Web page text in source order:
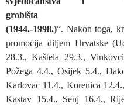
grobišta
(1944.-1998.)”. Nakon toga,
promocija diljem Hrvatske
28.3., Kaštela 29.3.,
Požega 4.4., Osijek 5.4.,
Karlovac 11.4., Korenica
Kastav 15.4., Senj 16.4.,